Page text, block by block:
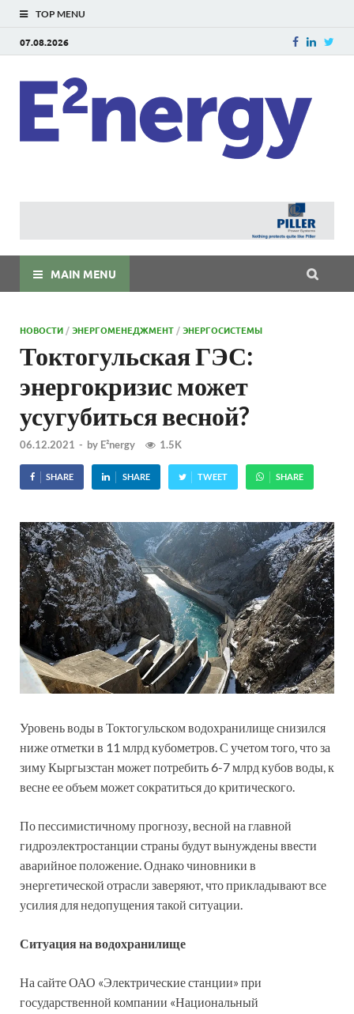
TOP MENU
07.08.2026
MAIN MENU
НОВОСТИ /ЭНЕРГОМЕНЕДЖМЕНТ /ЭНЕРГОСИСТЕМЫ
Токтогульская ГЭС:
энергокризис может
усугубиться весной?
06.12.2021 - by E²nergy 1.5K
SHARE SHARE TWEET SHARE
Уровень воды в Токтогульском водохранилище снизился
ниже отметки в 11 млрд кубометров. С учетом того, что за
зиму Кыргызстан может потребить 6-7 млрд кубов воды, к
весне ее объем может сократиться до критического.
По пессимистичному прогнозу, весной на главной
гидроэлектростанции страны будут вынуждены ввести
аварийное положение. Однако чиновники в
энергетической отрасли заверяют, что прикладывают все
усилия для недопущения такой ситуации.
Ситуация на водохранилище
На сайте ОАО «Электрические станции» при
государственной компании «Национальный